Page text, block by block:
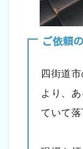
ご依頼
四街道
より、
ていて